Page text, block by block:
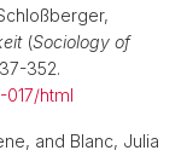
(Sociology of
352.
017/html
and Blanc, Julia